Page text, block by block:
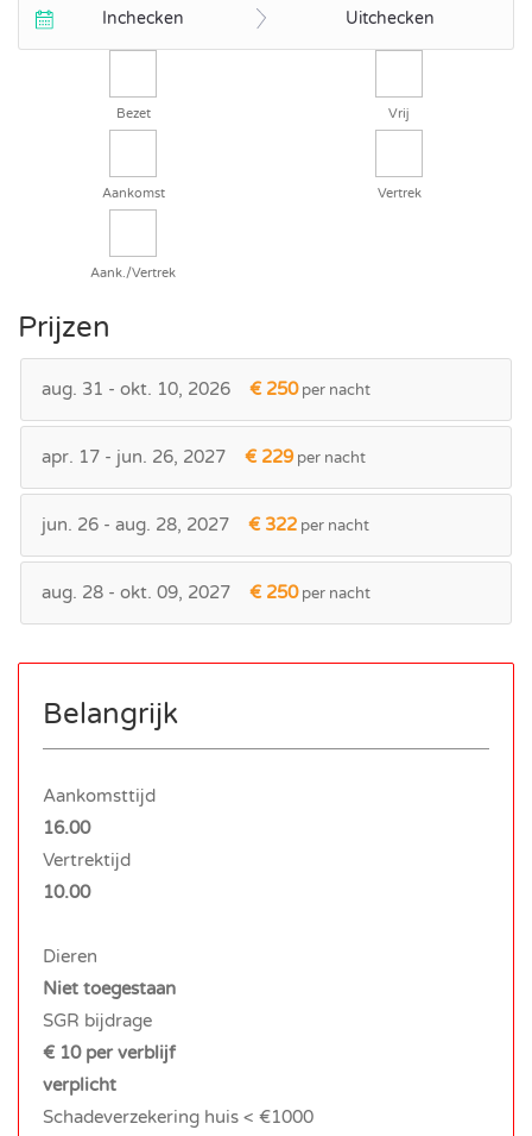
Inchecken Uitchecken
Bezet Vrij
Aankomst Vertrek
Aank./Vertrek
Prijzen
aug. 31 - okt. 10, 2026 € 250per nacht
apr. 17 - jun. 26, 2027 € 229per nacht
jun. 26 - aug. 28, 2027 € 322 per nacht
aug. 28 - okt. 09, 2027 € 250per nacht
Belangrijk
Aankomsttijd
16.00
Vertrektijd
10.00
Dieren
Niet toegestaan
SGR bijdrage
€ 10 per verblijf
verplicht
Schadeverzekering huis < €1000